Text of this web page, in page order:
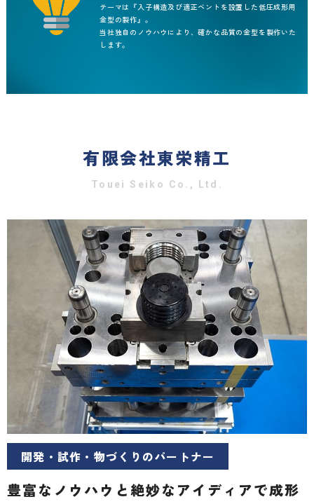
メンテナンス対応-国内製、海外製問わず
金型トラブル対応
（ガス、ゲートカス、ゲート摩耗、離
テーマは『入子構造及び適正ベントを設置した低圧成形用
金型の製作』。
当社独自のノウハウにより、確かな品質の金型を製作いた
します。
有限会社東栄精工
Touei Seiko Co., Ltd.
開発・試作・物づくりのパートナー
豊富なノウハウと絶妙なアイディアで成形